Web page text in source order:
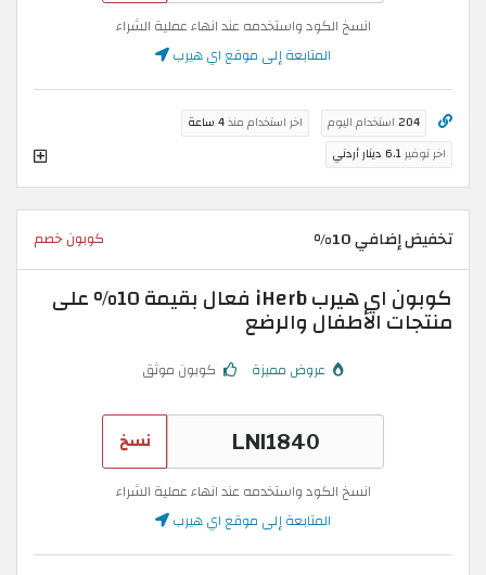
انسخ الكود واستخدمه عند انهاء عملية الشراء
المتابعة إلى موقع اي هيرب
204 استخدام اليوم اخر استخدام منذ4 ساعة
اخر توفير6.1 دينار أردني
تخفيض إضافي 10% كوبون خصم
كوبون اي هيرب iHerb فعال بقيمة 10% على
منتجات الأطفال والرضع
عروض مميزة كوبون موثق
نسخ
انسخ الكود واستخدمه عند انهاء عملية الشراء
المتابعة إلى موقع اي هيرب